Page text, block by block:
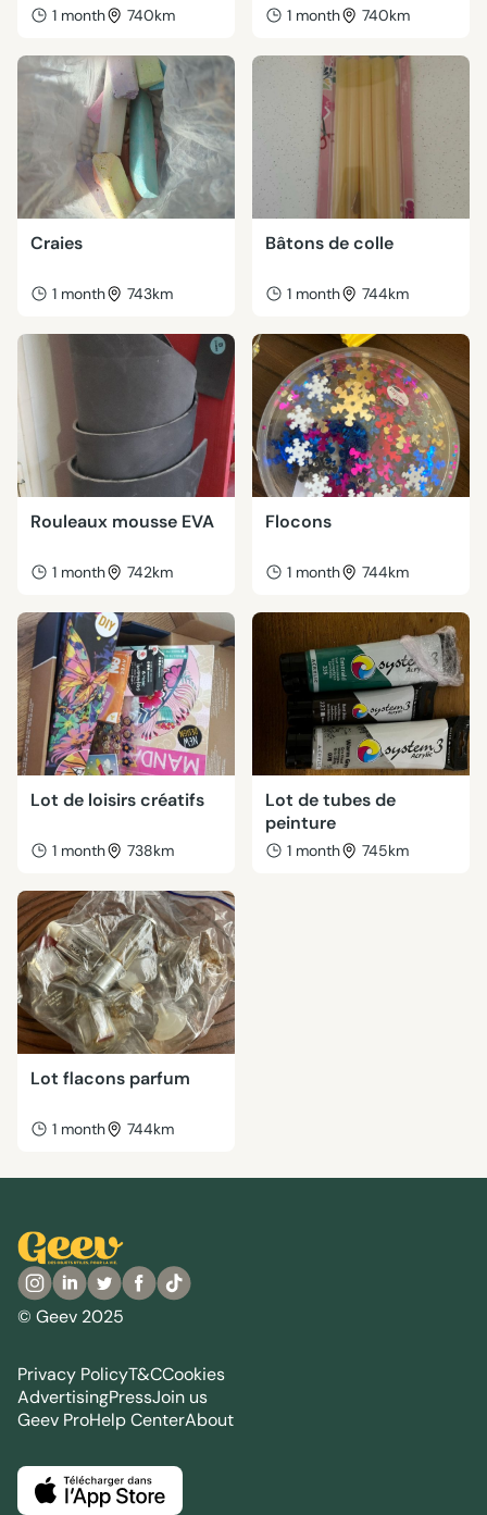
1 month 740km 1 month 740km
Craies
1 month 743km
Bâtons de colle
1 month 744km
Rouleaux mousse EVA
1 month 742km
Flocons
1 month 744km
Lot de loisirs créatifs
1 month 738km
Lot de tubes de
peinture
1 month 745km
Lot flacons parfum
1 month 744km
© Geev 2025
Privacy PolicyT&CCookies
AdvertisingPressJoin us
Geev ProHelp CenterAbout